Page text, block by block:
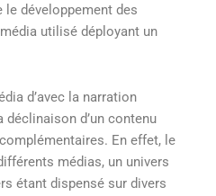
développement des
utilisé déployant un
d’avec la narration
d’un contenu
En effet, le
médias, un univers
étant dispensé sur divers